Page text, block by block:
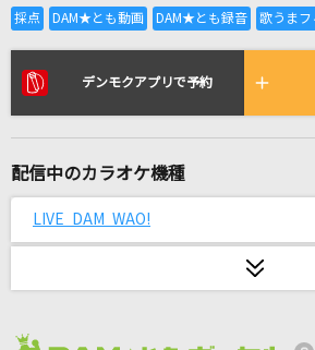
lulu.
Mrs. GREEN APPLE
[生音]午夜の待ち合わせ
Hello Sleepwalkers
青い珊瑚礁
デンモクアプリで予約
配信中のカラオケ機種
LIVE DAM WAO!